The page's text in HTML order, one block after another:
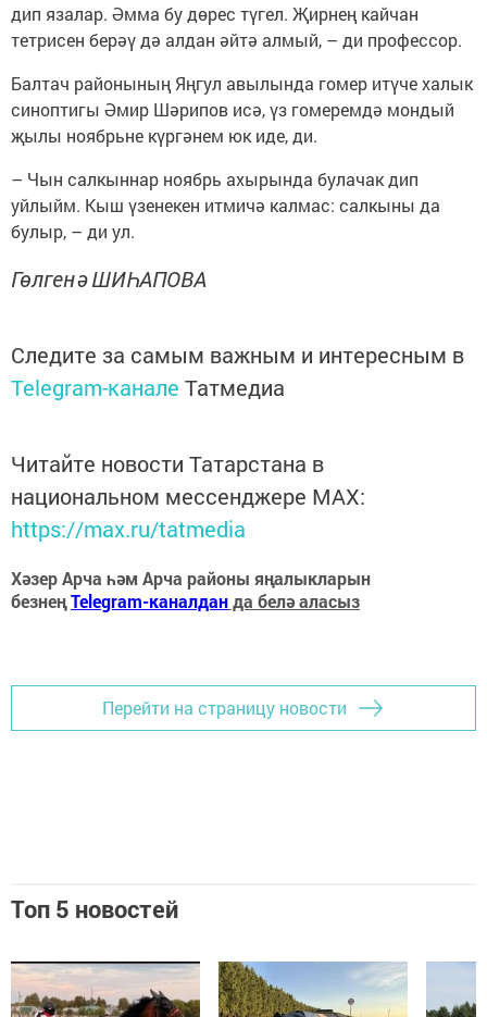
дип язалар. Әмма бу дөрес түгел. Җирнең кайчан
тетрисен берәү дә алдан әйтә алмый, – ди профессор.
Балтач районының Яңгул авылында гомер итүче халык
синоптигы Әмир Шәрипов исә, үз гомеремдә мондый
җылы ноябрьне күргәнем юк иде, ди.
– Чын салкыннар ноябрь ахырында булачак дип
уйлыйм. Кыш үзенекен итмичә калмас: салкыны да
булыр, – ди ул.
Гөлгенә ШИҺАПОВА
Следите за самым важным и интересным в
Telegram-канале Татмедиа
Читайте новости Татарстана в
национальном мессенджере MАХ:
https://max.ru/tatmedia
Хәзер Арча һәм Арча районы яңалыкларын
безнеңTelegram-каналданда белә аласыз
Перейти на страницу новости
Топ 5 новостей